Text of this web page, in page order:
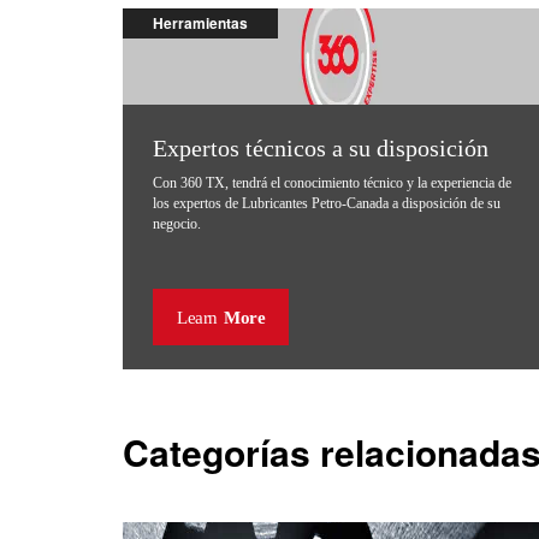
Herramientas
Expertos técnicos a su disposición
Con 360 TX, tendrá el conocimiento técnico y la experiencia de
los expertos de Lubricantes Petro-Canada a disposición de su
negocio.
Learn More
Categorías